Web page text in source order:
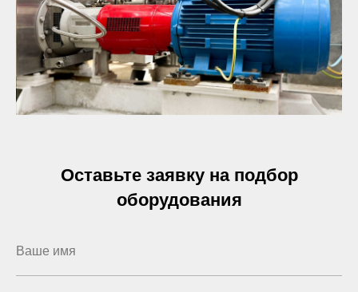
Оставьте заявку на подбор
оборудования